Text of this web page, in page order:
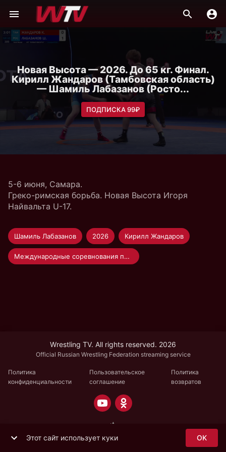
Новая Высота — 2026. До 65 кг. Финал.
Кирилл Жандаров (Тамбовская область)
— Шамиль Лабазанов (Росто...
ПОДПИСКА 99₽
5-6 июня, Самара.
Греко-римская борьба. Новая Высота Игоря
Найвальта U-17.
Шамиль Лабазанов 2026 Кирилл Жандаров
Международные соревнования по греко-римской борьбе памяти И. А. Найвальта «Новая высота»
Wrestling TV. All rights reserved. 2026
Official Russian Wrestling Federation streaming service
Политика
конфиденциальности
Пользовательское
соглашение
Политика
возвратов
Этот сайт использует куки OK